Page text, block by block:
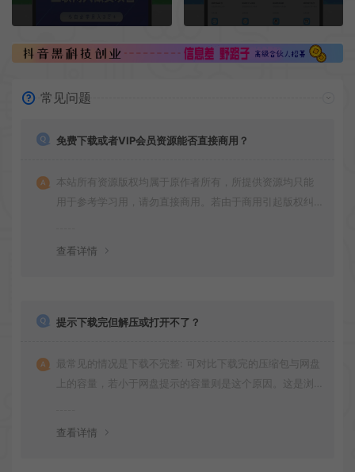
常见问题
免费下载或者VIP会员资源能否直接商用？
本站所有资源版权均属于原作者所有，所提供资源均只能
用于参考学习用，请勿直接商用。若由于商用引起版权纠
查看详情
提示下载完但解压或打开不了？
最常见的情况是下载不完整: 可对比下载完的压缩包与网盘
上的容量，若小于网盘提示的容量则是这个原因。这是浏
查看详情